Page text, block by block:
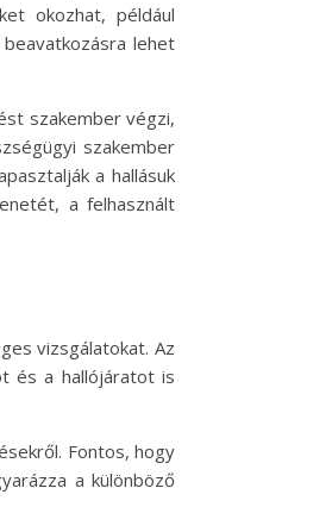
okozhat, például
lehet
szakember végzi,
szakember
a hallásuk
a felhasznált
vizsgálatokat. Az
és a hallójáratot is
Fontos, hogy
a különböző